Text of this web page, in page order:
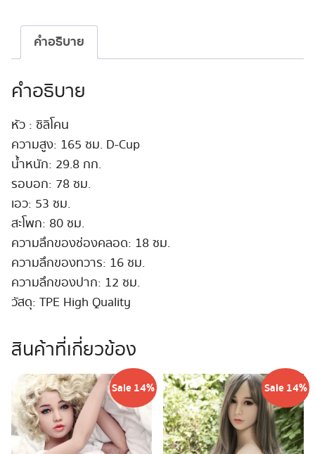
#Lena
ชิ้น
คำอธิบาย
คำอธิบาย
หัว : ซิลิโคน
ความสูง: 165 ซม. D-Cup
น้ำหนัก: 29.8 กก.
รอบอก: 78 ซม.
เอว: 53 ซม.
สะโพก: 80 ซม.
ความลึกของช่องคลอด: 18 ซม.
ความลึกของทวาร: 16 ซม.
ความลึกของปาก: 12 ซม.
วัสดุ: TPE High Quality
สินค้าที่เกี่ยวข้อง
Sale 14% Sale 14%